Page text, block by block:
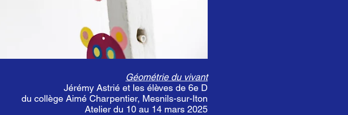
Géométrie du vivant
Jérémy Astrié et les élèves de 6e D
du collège Aimé Charpentier, Mesnils-sur-Iton
Atelier du 10 au 14 mars 2025